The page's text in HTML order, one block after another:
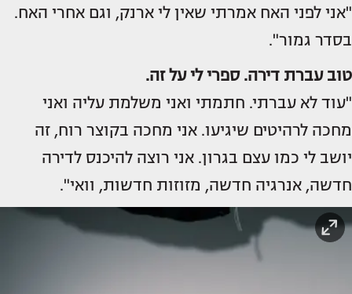
"אני לפני האח אמרתי שאין לי ארנק, וגם אחרי האח.
בסדר גמור".
טוב עברת דירה. ספרי לי על זה.
"עוד לא עברתי. חתמתי ואני משלמת עליה ואני
מחכה לרהיטים שיגיעו. אני מחכה בקוצר רוח, זה
יושב לי כמו עצם בגרון. אני רוצה להיכנס לדירה
חדשה, אנרגיה חדשה, מזוזות חדשות, וואי".